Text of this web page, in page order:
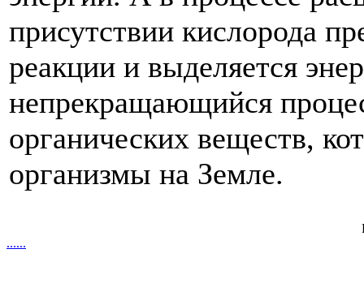
присутствии кислорода
реакции и выделяется
непрекращающийся
органических веществ,
организмы на Земле.
......